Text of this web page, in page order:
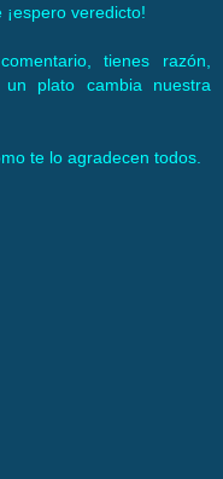
veredicto!
tienes razón,
plato cambia nuestra
te lo agradecen todos.